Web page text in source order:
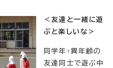
＜友達と一緒に遊
ぶと楽しいな＞
同学年・異年齢の
友達同士で遊ぶ中